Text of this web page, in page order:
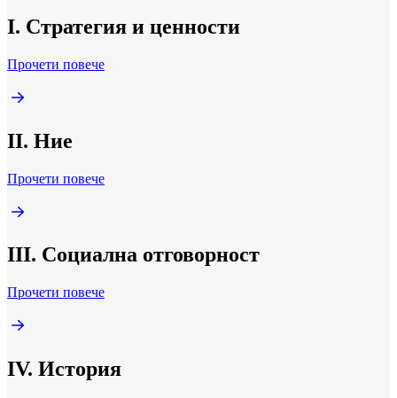
I. Стратегия и ценности
Прочети повече
II. Ние
Прочети повече
III. Социална отговорност
Прочети повече
IV. История